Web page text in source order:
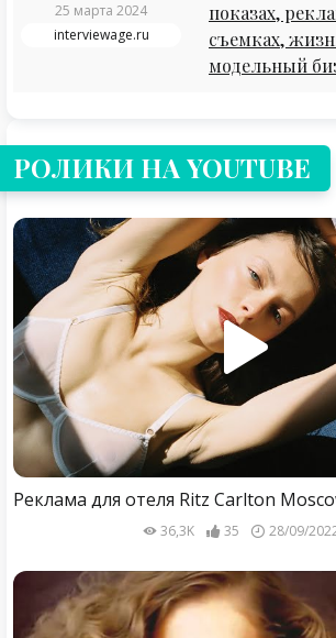
25 марта 2024
interviewage.ru
показах,
съемках,
модельный
РОЛИКИ НА YOUTUBE
36,3K 35 28/09/